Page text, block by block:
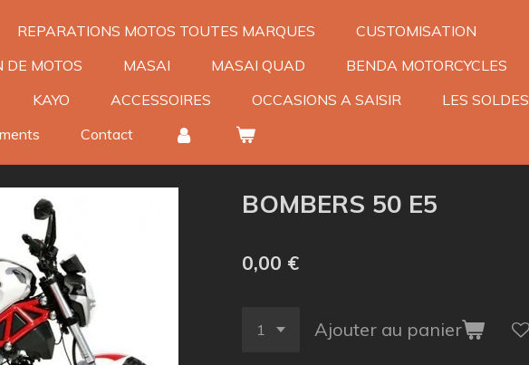
REPARATIONS MOTOS TOUTES MARQUES
CUSTOMISATION
DE MOTOS
MASAI MASAI QUAD BENDA MOTORCYCLES
KAYO ACCESSOIRES OCCASIONS A SAISIR
LES SOLDES
Contact
BOMBERS 50 E5
0,00 €
Ajouter au panier